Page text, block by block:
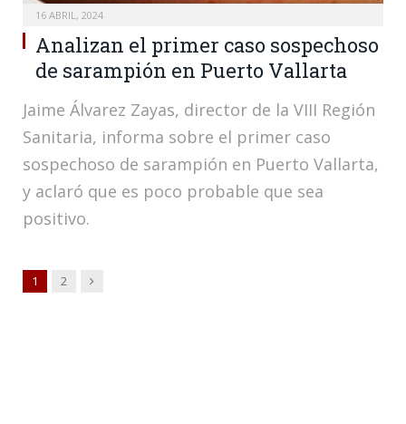
16 ABRIL, 2024
Analizan el primer caso sospechoso
de sarampión en Puerto Vallarta
Jaime Álvarez Zayas, director de la VIII Región
Sanitaria, informa sobre el primer caso
sospechoso de sarampión en Puerto Vallarta,
y aclaró que es poco probable que sea
positivo.
1 2 Siguiente